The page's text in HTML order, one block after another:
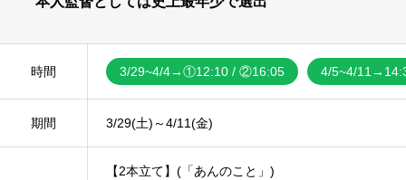
時間 3/29~4/4→①12:10 / ②16:05 4/5~4/
期間 3/29(土)～4/11(金)
【2本立て】(「あんのこと」)